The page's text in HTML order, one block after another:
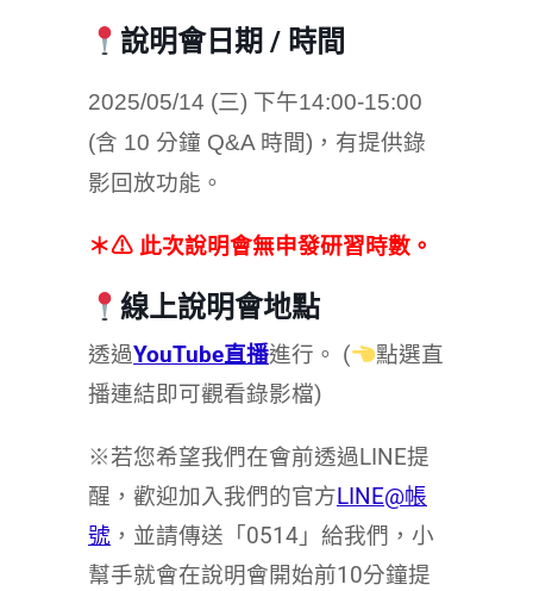
說明會日期 / 時間
2025/05/14 (三) 下午14:00-15:00
(含 10 分鐘 Q&A 時間)，有提供錄
影回放功能。
＊⚠ 此次說明會無申發研習時數。
線上說明會地點
透過YouTube直播進行。 (
點選直
播連結即可觀看錄影檔)
※若您希望我們在會前透過LINE提
醒，歡迎加入我們的官方LINE@帳
號 ，並請傳送「0514」給我們，小
幫手就會在說明會開始前10分鐘提